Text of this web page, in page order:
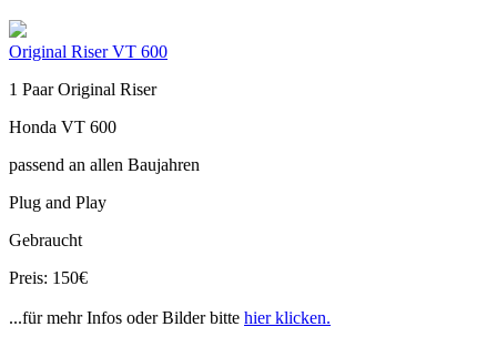
Original Riser VT 600
1 Paar Original Riser
Honda VT 600
passend an allen Baujahren
Plug and Play
Gebraucht
Preis: 150€
...für mehr Infos oder Bilder bitte hier klicken.